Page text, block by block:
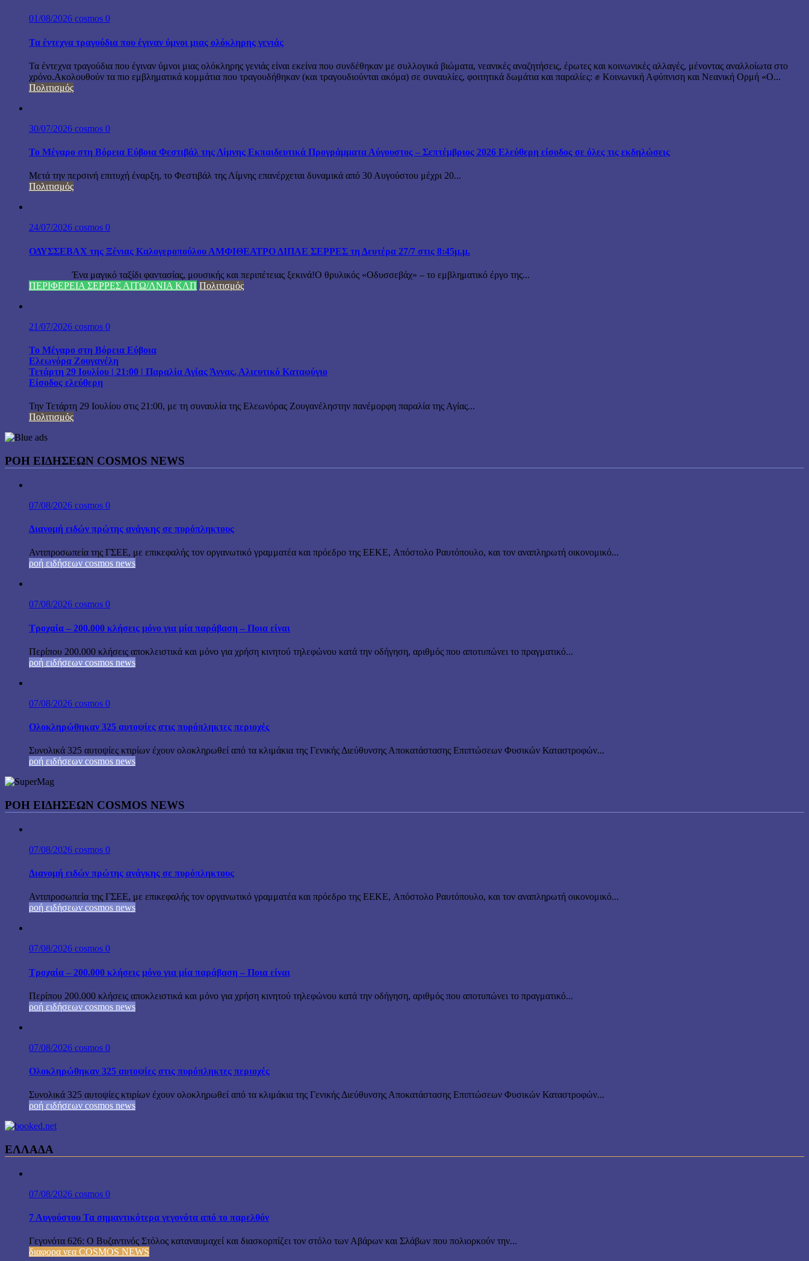
01/08/2026 cosmos 0
Τα έντεχνα τραγούδια που έγιναν ύμνοι μιας ολόκληρης γενιάς
Τα έντεχνα τραγούδια που έγιναν ύμνοι μιας ολόκληρης γενιάς είναι εκείνα που συνδέθηκαν με συλλογικά βιώματα, νεανικές αναζητήσεις, έρωτες και κοινωνικές αλλαγές, μένοντας αναλλοίωτα στο
χρόνο.Ακολουθούν τα πιο εμβληματικά κομμάτια που τραγουδήθηκαν (και τραγουδιούνται ακόμα) σε συναυλίες, φοιτητικά δωμάτια και παραλίες: ✊ Κοινωνική Αφύπνιση και Νεανική Ορμή «Ο...
Πολιτισμός
30/07/2026 cosmos 0
Το Μέγαρο στη Βόρεια Εύβοια Φεστιβάλ της Λίμνης Εκπαιδευτικά Προγράμματα Αύγουστος – Σεπτέμβριος 2026 Ελεύθερη είσοδος σε όλες τις εκδηλώσεις
Μετά την περσινή επιτυχή έναρξη, το Φεστιβάλ της Λίμνης επανέρχεται δυναμικά από 30 Αυγούστου μέχρι 20...
Πολιτισμός
24/07/2026 cosmos 0
ΟΔΥΣΣΕΒΑΧ της Ξένιας Καλογεροπούλου ΑΜΦΙΘΕΑΤΡΟ ΔΙΠΑΕ ΣΕΡΡΕΣ τη Δευτέρα 27/7 στις 8:45μ.μ.
Ένα μαγικό ταξίδι φαντασίας, μουσικής και περιπέτειας ξεκινά!Ο θρυλικός «Οδυσσεβάχ» – το εμβληματικό έργο της...
ΠΕΡΙΦΕΡΕΙΑ ΣΕΡΡΕΣ ΑΙΤΩ/ΛΝΙΑ ΚΛΠ Πολιτισμός
21/07/2026 cosmos 0
Το Μέγαρο στη Βόρεια Εύβοια
Ελεωνόρα Ζουγανέλη
Τετάρτη 29 Ιουλίου | 21:00 | Παραλία Αγίας Άννας, Αλιευτικό Καταφύγιο
Είσοδος ελεύθερη
Την Τετάρτη 29 Ιουλίου στις 21:00, με τη συναυλία της Ελεωνόρας Ζουγανέληστην πανέμορφη παραλία της Αγίας...
Πολιτισμός
ΡΟΗ ΕΙΔΗΣΕΩΝ COSMOS NEWS
07/08/2026 cosmos 0
Διανομή ειδών πρώτης ανάγκης σε πυρόπληκτους
Αντιπροσωπεία της ΓΣΕΕ, με επικεφαλής τον οργανωτικό γραμματέα και πρόεδρο της ΕΕΚΕ, Απόστολο Ραυτόπουλο, και τον αναπληρωτή οικονομικό...
ροή ειδήσεων cosmos news
07/08/2026 cosmos 0
Τροχαία – 200.000 κλήσεις μόνο για μία παράβαση – Ποια είναι
Περίπου 200.000 κλήσεις αποκλειστικά και μόνο για χρήση κινητού τηλεφώνου κατά την οδήγηση, αριθμός που αποτυπώνει το πραγματικό...
ροή ειδήσεων cosmos news
07/08/2026 cosmos 0
Ολοκληρώθηκαν 325 αυτοψίες στις πυρόπληκτες περιοχές
Συνολικά 325 αυτοψίες κτιρίων έχουν ολοκληρωθεί από τα κλιμάκια της Γενικής Διεύθυνσης Αποκατάστασης Επιπτώσεων Φυσικών Καταστροφών...
ροή ειδήσεων cosmos news
ΡΟΉ ΕΙΔΉΣΕΩΝ COSMOS NEWS
07/08/2026 cosmos 0
Διανομή ειδών πρώτης ανάγκης σε πυρόπληκτους
Αντιπροσωπεία της ΓΣΕΕ, με επικεφαλής τον οργανωτικό γραμματέα και πρόεδρο της ΕΕΚΕ, Απόστολο Ραυτόπουλο, και τον αναπληρωτή οικονομικό...
ροή ειδήσεων cosmos news
07/08/2026 cosmos 0
Τροχαία – 200.000 κλήσεις μόνο για μία παράβαση – Ποια είναι
Περίπου 200.000 κλήσεις αποκλειστικά και μόνο για χρήση κινητού τηλεφώνου κατά την οδήγηση, αριθμός που αποτυπώνει το πραγματικό...
ροή ειδήσεων cosmos news
07/08/2026 cosmos 0
Ολοκληρώθηκαν 325 αυτοψίες στις πυρόπληκτες περιοχές
Συνολικά 325 αυτοψίες κτιρίων έχουν ολοκληρωθεί από τα κλιμάκια της Γενικής Διεύθυνσης Αποκατάστασης Επιπτώσεων Φυσικών Καταστροφών...
ροή ειδήσεων cosmos news
ΕΛΛΑΔΑ
07/08/2026 cosmos 0
7 Αυγούστου Τα σημαντικότερα γεγονότα από το παρελθόν
Γεγονότα 626: Ο Βυζαντινός Στόλος καταναυμαχεί και διασκορπίζει τον στόλο των Αβάρων και Σλάβων που πολιορκούν την...
διαφορα νεα COSMOS NEWS